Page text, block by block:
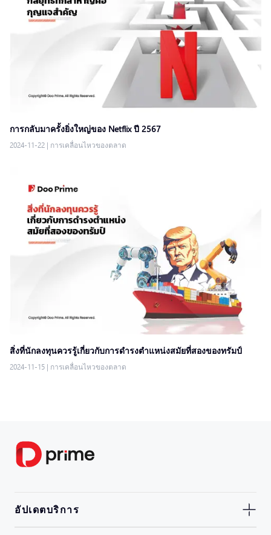
การกลับมาครั้งยิ่งใหญ่ของ Netflix ปี 2567
2024-11-22 | การเคลื่อนไหวของตลาด
สิ่งที่นักลงทุนควรรู้เกี่ยวกับการดำรงตำแหน่งสมัยที่สองของทรัมป์
2024-11-15 | การเคลื่อนไหวของตลาด
อัปเดตบริการ